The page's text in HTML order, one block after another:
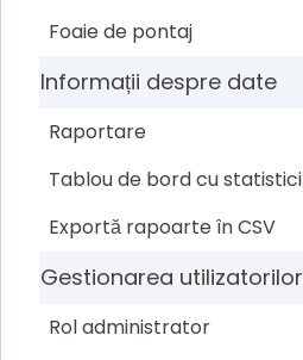
Foaie de pontaj
Informații despre date
Raportare
Tablou de bord cu statistici
Exportă rapoarte în CSV
Gestionarea utilizatorilor
Rol administrator